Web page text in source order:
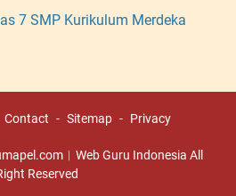
7 SMP Kurikulum Merdeka
Contact Sitemap Privacy
Guru Indonesia All
Reserved